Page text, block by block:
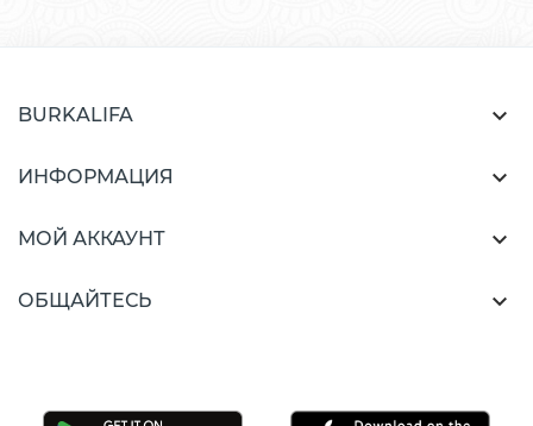
BURKALIFA 
ИНФОРМАЦИЯ 
МОЙ АККАУНТ 
ОБЩАЙТЕСЬ 